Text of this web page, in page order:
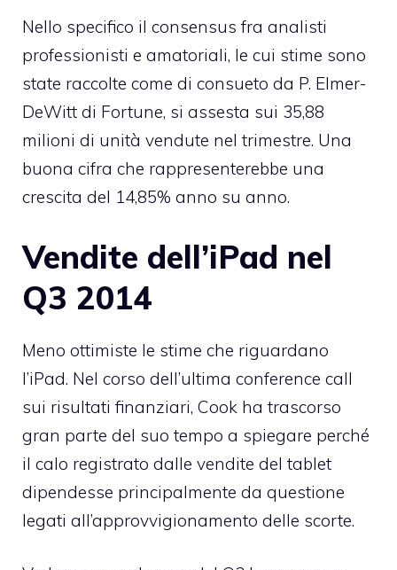
Nello specifico il consensus fra analisti
professionisti e amatoriali, le cui stime sono
state raccolte come di consueto da P. Elmer-
DeWitt di Fortune, si assesta sui 35,88
milioni di unità vendute nel trimestre. Una
buona cifra che rappresenterebbe una
crescita del 14,85% anno su anno.
Vendite dell’iPad nel
Q3 2014
Meno ottimiste le stime che riguardano
l’iPad. Nel corso dell’ultima conference call
sui risultati finanziari, Cook ha trascorso
gran parte del suo tempo a spiegare perché
il calo registrato dalle vendite del tablet
dipendesse principalmente da questione
legati all’approvvigionamento delle scorte.